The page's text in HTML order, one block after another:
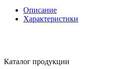
Описание
Характеристики
Каталог продукции